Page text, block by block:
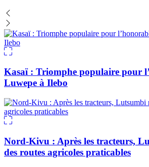
Kasaï : Triomphe populaire pour
Luwepe à Ilebo
Nord-Kivu : Après les tracteurs,
des routes agricoles praticables